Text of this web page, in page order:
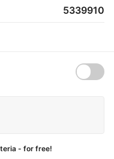
5339910
- for free!